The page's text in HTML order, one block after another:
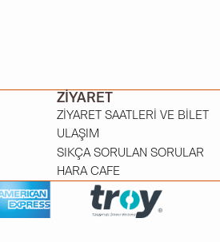
ZIYARET
ZIYARET SAATLERI VE BILET
ULAŞIM
SIKÇA SORULAN SORULAR
HARA CAFE